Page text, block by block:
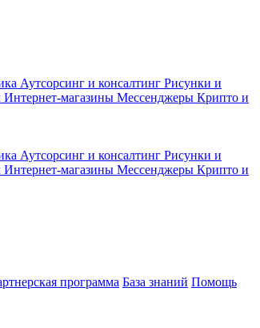
Аутсорсинг и консалтинг Рисунки и
Интернет-магазины Мессенджеры Крипто и
Аутсорсинг и консалтинг Рисунки и
Интернет-магазины Мессенджеры Крипто и
программа База знаний Помощь